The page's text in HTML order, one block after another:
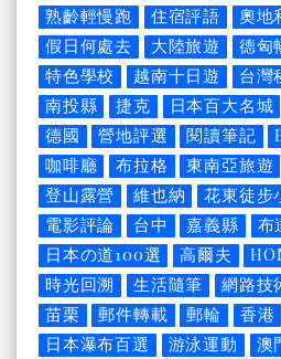
熟齡輕慢跑
住宿評語 奧地
假日何處去
大陸旅遊 德匈
特色學校
越南十日遊 台灣
南投縣
捷克 日本百大名城
德國
營地評選 閱讀筆記
咖啡廳
布拉格 東南亞旅遊
登山露營
維也納 花東徒步
電影評論
台中 嘉義縣
布
日本の道100選
高爾夫
時光回溯
生活隨筆 網路技
苗栗
郵件轉載 郵輪 香港
日本瀑布百選
游泳運動 澳